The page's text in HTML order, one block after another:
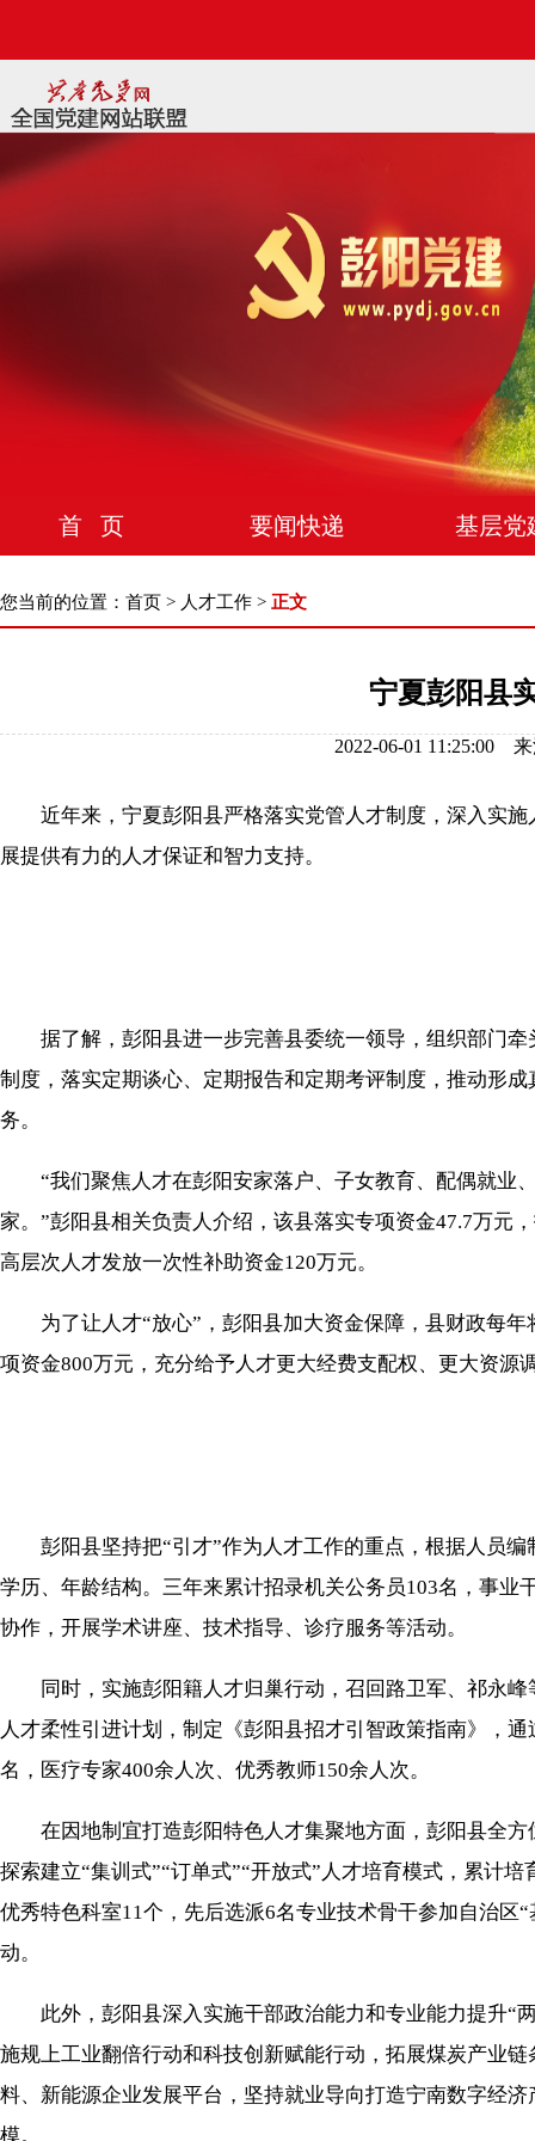
首 页 要闻快递 基层党
您当前的位置： 首页 > 人才工作 > 正文
宁夏彭阳县
2022-06-01 11:25:00
近年来，宁夏彭阳县严格落实党管人才制度，深入实施
展提供有力的人才保证和智力支持。
据了解，彭阳县进一步完善县委统一领导，组织部门牵
制度，落实定期谈心、定期报告和定期考评制度，推动形
务。
“我们聚焦人才在彭阳安家落户、子女教育、配偶就业
家。”彭阳县相关负责人介绍，该县落实专项资金47.7万元
高层次人才发放一次性补助资金120万元。
为了让人才“放心”，彭阳县加大资金保障，县财政每年
项资金800万元，充分给予人才更大经费支配权、更大资源
彭阳县坚持把“引才”作为人才工作的重点，根据人员编
学历、年龄结构。三年来累计招录机关公务员103名，事
协作，开展学术讲座、技术指导、诊疗服务等活动。
同时，实施彭阳籍人才归巢行动，召回路卫军、祁永峰
人才柔性引进计划，制定《彭阳县招才引智政策指南》，
名，医疗专家400余人次、优秀教师150余人次。
在因地制宜打造彭阳特色人才集聚地方面，彭阳县全方
探索建立“集训式”“订单式”“开放式”人才培育模式，累计
优秀特色科室11个，先后选派6名专业技术骨干参加自治区
动。
此外，彭阳县深入实施干部政治能力和专业能力提升“两
施规上工业翻倍行动和科技创新赋能行动，拓展煤炭产业
料、新能源企业发展平台，坚持就业导向打造宁南数字经
模。